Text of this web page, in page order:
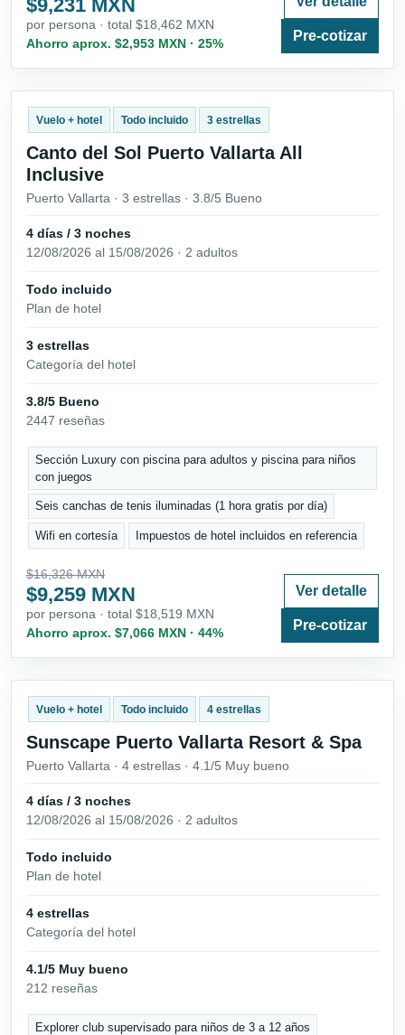
$9,231 MXN
por persona · total $18,462 MXN
Ahorro aprox. $2,953 MXN · 25%
Pre-cotizar
Vuelo + hotel Todo incluido 3 estrellas
Canto del Sol Puerto Vallarta All
Inclusive
Puerto Vallarta · 3 estrellas · 3.8/5 Bueno
4 días / 3 noches
12/08/2026 al 15/08/2026 · 2 adultos
Todo incluido
Plan de hotel
3 estrellas
Categoría del hotel
3.8/5 Bueno
2447 reseñas
Sección Luxury con piscina para adultos y piscina para niños
con juegos
Seis canchas de tenis iluminadas (1 hora gratis por día)
Wifi en cortesía Impuestos de hotel incluidos en referencia
$16,326 MXN
$9,259 MXN
por persona · total $18,519 MXN
Ahorro aprox. $7,066 MXN · 44%
Ver detalle
Pre-cotizar
Vuelo + hotel Todo incluido 4 estrellas
Sunscape Puerto Vallarta Resort & Spa
Puerto Vallarta · 4 estrellas · 4.1/5 Muy bueno
4 días / 3 noches
12/08/2026 al 15/08/2026 · 2 adultos
Todo incluido
Plan de hotel
4 estrellas
Categoría del hotel
4.1/5 Muy bueno
212 reseñas
Explorer club supervisado para niños de 3 a 12 años